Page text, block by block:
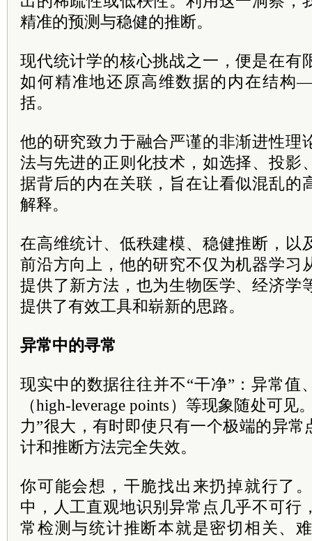
精准的预测与稳健的推断。
现代统计学的核心挑战之一，便是在有
如何精准地还原高维数据的内在结
括。
他的研究致力于融合严谨的非渐进性理
法与先进的正则化技术，如选择、投影
据背后的内在关联，旨在让看似混乱的
解释。
在高维统计、低秩建模、稳健推断，以
前沿方向上，他的研究不仅为机器学习
提供了新方法，也为生物医学、经济学
提供了有效工具和崭新的思路。
异常中的寻常
现实中的数据往往并不“干净”：异常值
（high-leverage points）等现象随处可
力”很大，有时即使只有一个极端的异
计和推断方法完全失效。
你可能会想，干脆找出来扔掉就行了
中，人工直观地识别异常点几乎不可行
常检测与统计推断本就是密切相关、